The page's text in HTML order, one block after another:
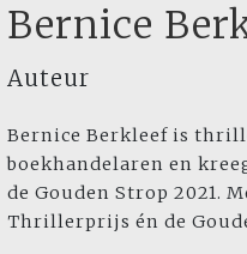
Bernice
Auteur
Bernice Berkleef is
boekhandelaren en
de Gouden Strop 2021.
Thrillerprijs én de